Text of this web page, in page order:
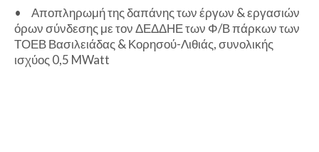
•
Αποπληρωμή της δαπάνης των έργων & εργασιών
όρων σύνδεσης με τον ΔΕΔΔΗΕ των Φ/Β πάρκων των
ΤΟΕΒ Βασιλειάδας & Κορησού-Λιθιάς, συνολικής
ισχύος 0,5 MWatt